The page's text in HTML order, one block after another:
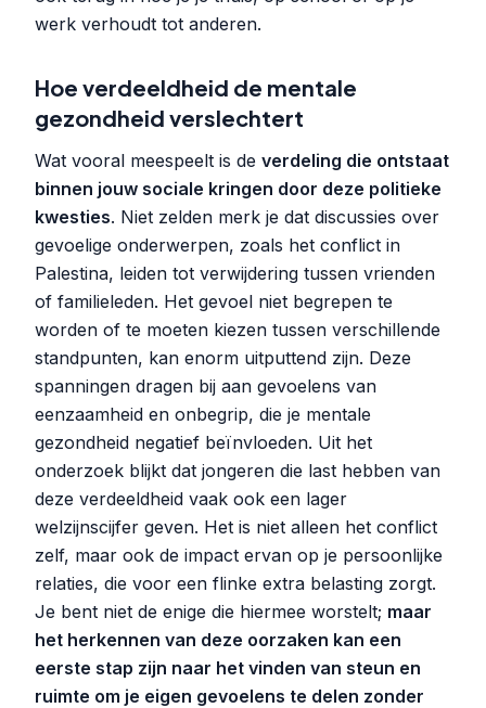
werk verhoudt tot anderen.
Hoe verdeeldheid de mentale
gezondheid verslechtert
Wat vooral meespeelt is de verdeling die ontstaat
binnen jouw sociale kringen door deze politieke
kwesties. Niet zelden merk je dat discussies over
gevoelige onderwerpen, zoals het conflict in
Palestina, leiden tot verwijdering tussen vrienden
of familieleden. Het gevoel niet begrepen te
worden of te moeten kiezen tussen verschillende
standpunten, kan enorm uitputtend zijn. Deze
spanningen dragen bij aan gevoelens van
eenzaamheid en onbegrip, die je mentale
gezondheid negatief beïnvloeden. Uit het
onderzoek blijkt dat jongeren die last hebben van
deze verdeeldheid vaak ook een lager
welzijnscijfer geven. Het is niet alleen het conflict
zelf, maar ook de impact ervan op je persoonlijke
relaties, die voor een flinke extra belasting zorgt.
Je bent niet de enige die hiermee worstelt; maar
het herkennen van deze oorzaken kan een
eerste stap zijn naar het vinden van steun en
ruimte om je eigen gevoelens te delen zonder